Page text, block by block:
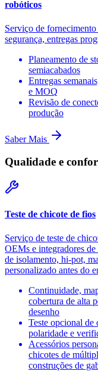
robóticos
Serviço de
segurança, entregas
Planeamento de
semiacabados
Entregas
e MOQ
Revisão de
produção
Saber Mais
Qualidade e
Teste de chicote de fios
Serviço de teste de
OEMs e integradores
de isolamento, hi-pot,
personalizado antes do
Continuidade,
cobertura de alta
desenho
Teste opcional de
polaridade e
Acessórios
chicotes de
construções de